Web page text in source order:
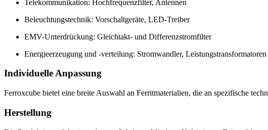
Telekommunikation: Hochfrequenzfilter, Antennen
Beleuchtungstechnik: Vorschaltgeräte, LED-Treiber
EMV-Unterdrückung: Gleichtakt- und Differenzstromfilter
Energieerzeugung und -verteilung: Stromwandler, Leistungstransformatoren
Individuelle Anpassung
Ferroxcube bietet eine breite Auswahl an Ferritmaterialien, die an spezifische
Herstellung